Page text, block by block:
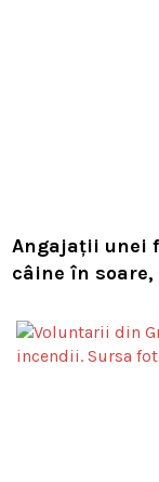
Angajații unei
câine în